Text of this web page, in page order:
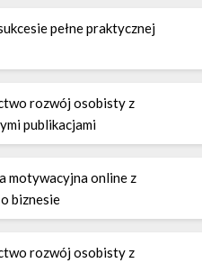
pełne praktycznej
rozwój osobisty z
publikacjami
motywacyjna online z
biznesie
rozwój osobisty z